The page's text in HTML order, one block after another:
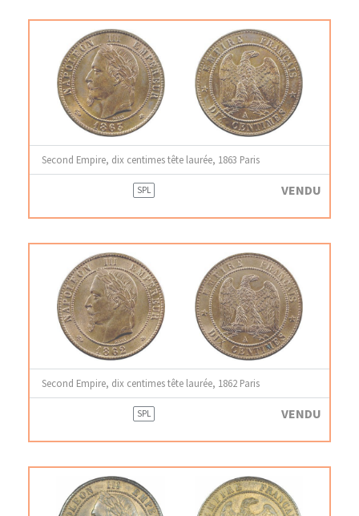
Second Empire, dix centimes tête laurée, 1863 Paris
SPL VENDU
Second Empire, dix centimes tête laurée, 1862 Paris
SPL VENDU